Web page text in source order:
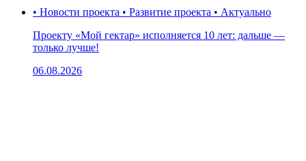
• Новости проекта • Развитие проекта • Актуально
Проекту «Мой гектар» исполняется 10 лет: дальше —
только лучше!
06.08.2026